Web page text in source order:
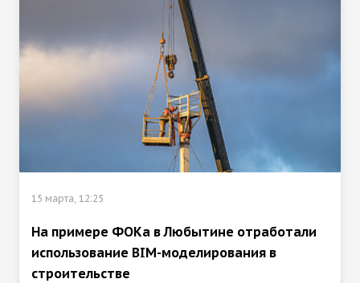
15 марта, 12:25
На примере ФОКа в Любытине отработали
использование BIM-моделирования в
строительстве